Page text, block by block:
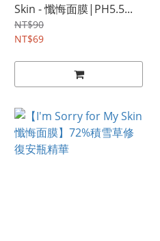
Skin - 懺悔面膜|PH5.5...
NT$90
NT$69